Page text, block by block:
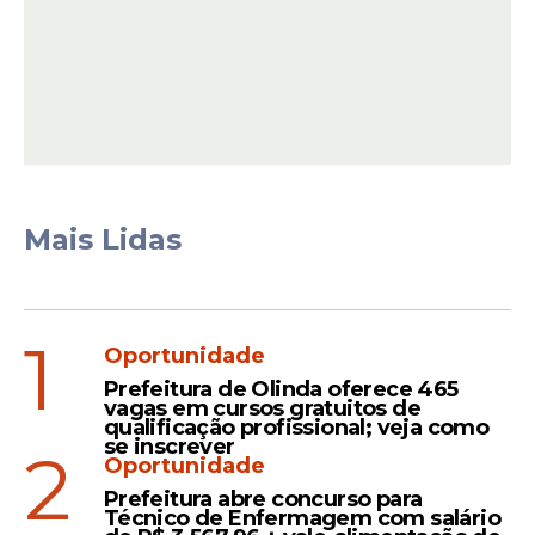
auxílio-transporte, auxílio-alimentação e
gratificações.
Leia Também
Certame
Prefeitura de Catende
anuncia cancelamento de
Mais Lidas
1
Oportunidade
Prefeitura de Olinda oferece 465
vagas em cursos gratuitos de
qualificação profissional; veja como
se inscrever
2
Oportunidade
Prefeitura abre concurso para
Técnico de Enfermagem com salário